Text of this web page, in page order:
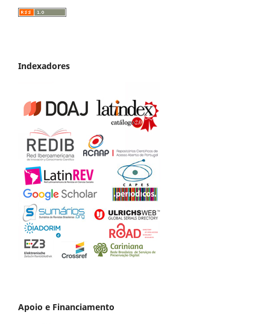
Indexadores
Apoio e Financiamento